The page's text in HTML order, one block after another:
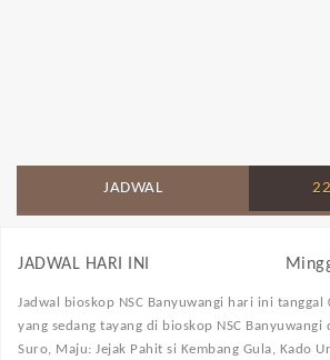
JADWAL 22
JADWAL HARI INI
Jadwal bioskop NSC Banyuwangi hari ini tanggal
yang sedang tayang di bioskop NSC Banyuwangi
Suro, Maju: Jejak Pahit si Kembang Gula, Kado